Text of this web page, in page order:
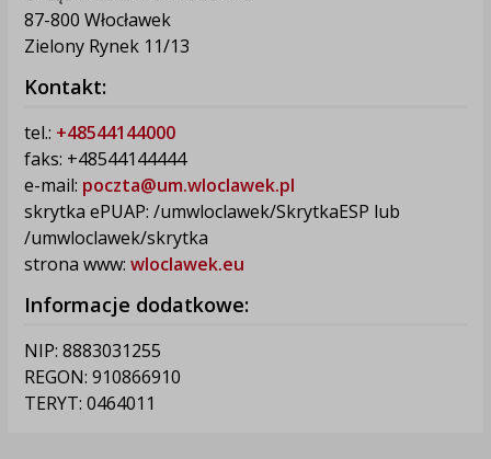
87-800 Włocławek
Zielony Rynek 11/13
Kontakt:
tel.: +48544144000
faks: +48544144444
e-mail: poczta@um.wloclawek.pl
skrytka ePUAP: /umwloclawek/SkrytkaESP lub
/umwloclawek/skrytka
strona www: wloclawek.eu
Informacje dodatkowe:
NIP: 8883031255
REGON: 910866910
TERYT: 0464011